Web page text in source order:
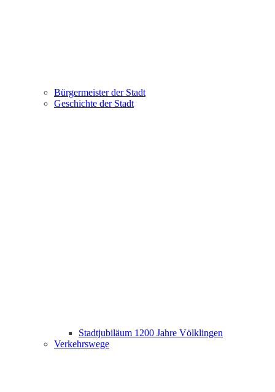
Bürgermeister der Stadt
Geschichte der Stadt
Stadtjubiläum 1200 Jahre Völklingen
Verkehrswege